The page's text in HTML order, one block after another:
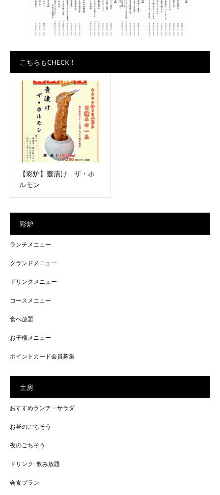
こちらもCHECK！
【彩炉】壺漬け ザ・ホ
ルモン
彩炉
ランチメニュー
グランドメニュー
ドリンクメニュー
コースメニュー
食べ放題
お子様メニュー
ポイントカード会員募集
土房
おすすめランチ・サラダ
お昼のごちそう
夜のごちそう
ドリンク･飲み放題
会食プラン